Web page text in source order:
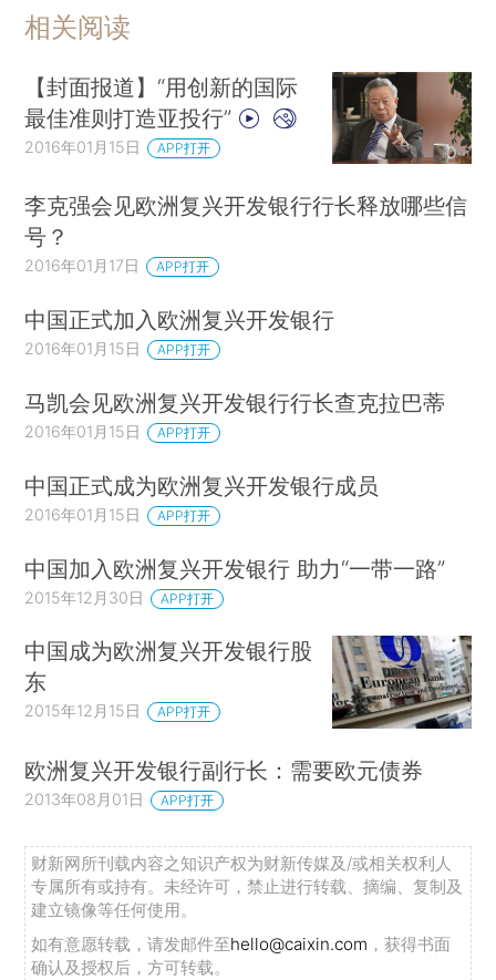
相关阅读
【封面报道】“用创新的国际
最佳准则打造亚投行”
2016年01月15日 APP打开
李克强会见欧洲复兴开发银行行长释放哪些信
号？
2016年01月17日 APP打开
中国正式加入欧洲复兴开发银行
2016年01月15日 APP打开
马凯会见欧洲复兴开发银行行长查克拉巴蒂
2016年01月15日 APP打开
中国正式成为欧洲复兴开发银行成员
2016年01月15日 APP打开
中国加入欧洲复兴开发银行 助力“一带一路”
2015年12月30日 APP打开
中国成为欧洲复兴开发银行股
东
2015年12月15日 APP打开
欧洲复兴开发银行副行长：需要欧元债券
2013年08月01日 APP打开
财新网所刊载内容之知识产权为财新传媒及/或相关权利人
专属所有或持有。未经许可，禁止进行转载、摘编、复制及
建立镜像等任何使用。
如有意愿转载，请发邮件至hello@caixin.com ，获得书面
确认及授权后，方可转载。